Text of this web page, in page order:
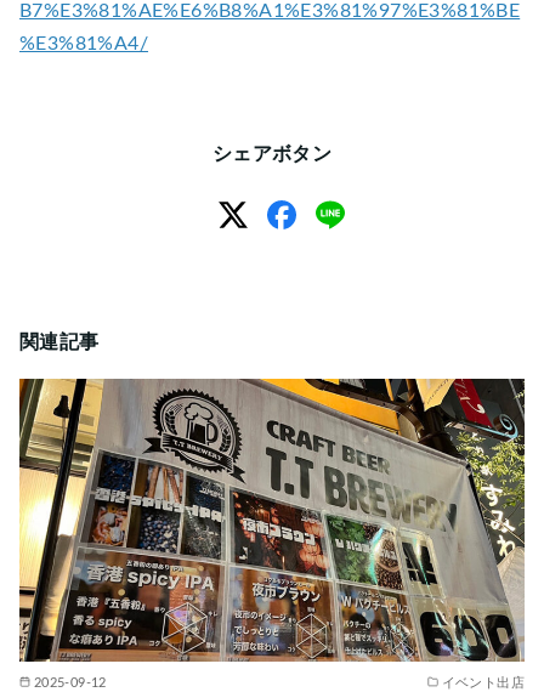
B7%E3%81%AE%E6%B8%A1%E3%81%97%E3%81%BE
%E3%81%A4/
シェアボタン
関連記事
2025-09-12 イベント出店